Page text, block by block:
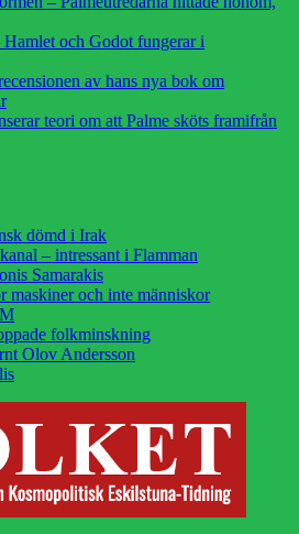
och Godot fungerar i
av hans nya bok om
teori om att Palme sköts framifrån
dömd i Irak
– intressant i Flamman
Samarakis
maskiner och inte människor
folkminskning
Olov Andersson